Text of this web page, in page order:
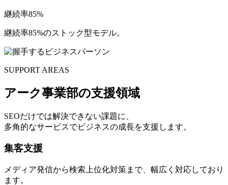
継続率85%
継続率85%のストック型モデル。
SUPPORT AREAS
アーク事業部の支援領域
SEOだけでは解決できない課題に、
多角的なサービスでビジネスの成長を支援します。
集客支援
メディア発信から検索上位化対策まで、幅広く対応しており
ます。